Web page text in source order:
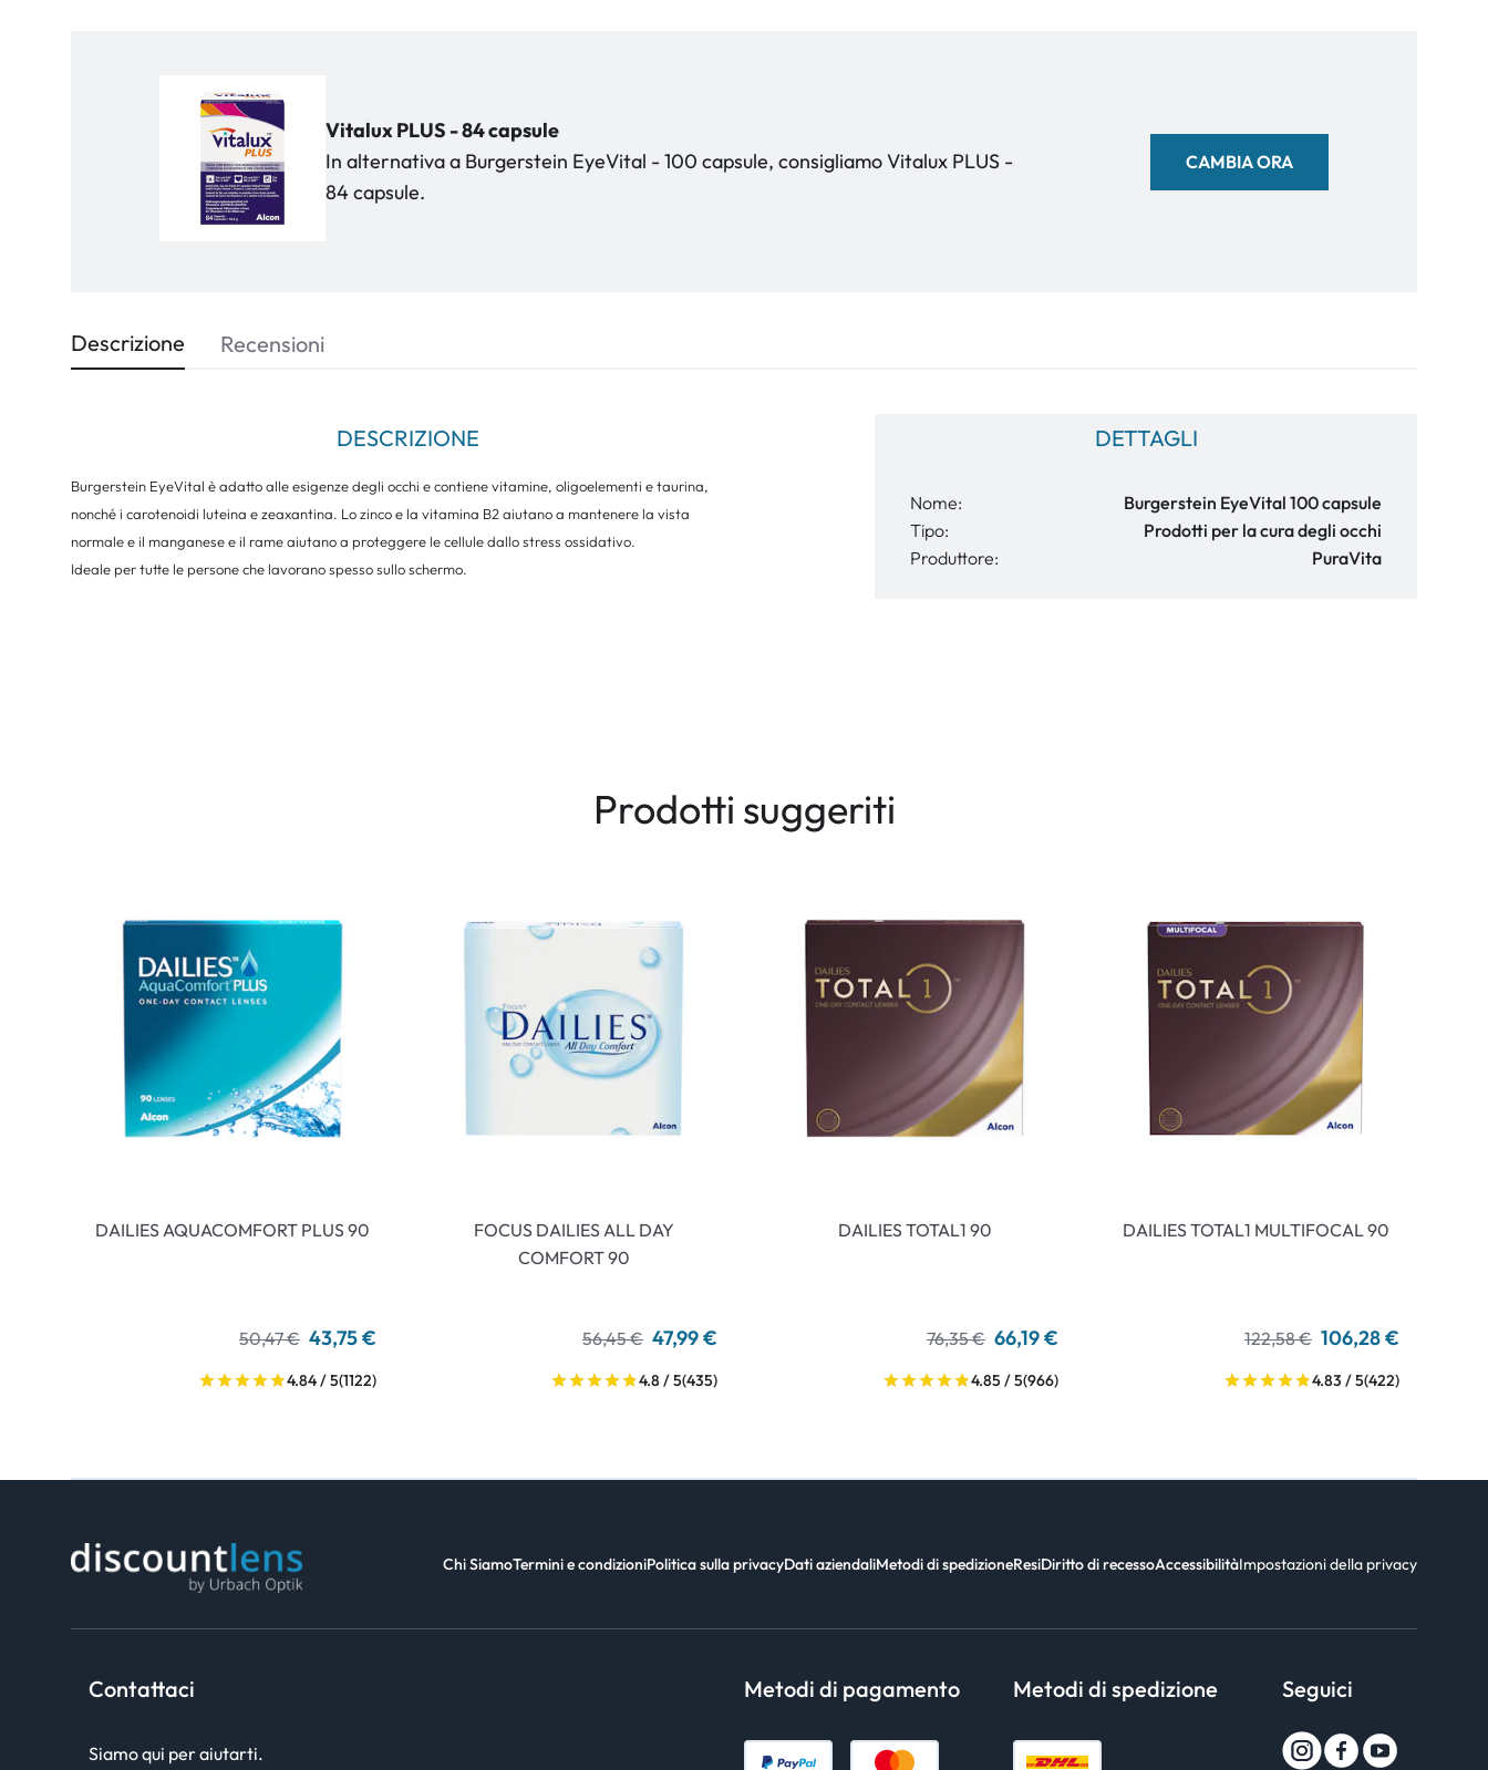
Vitalux PLUS - 84 capsule
In alternativa a Burgerstein EyeVital - 100 capsule, consigliamo Vitalux PLUS -
84 capsule.
CAMBIA ORA
Descrizione
DESCRIZIONE
Burgerstein EyeVital è adatto alle esigenze degli occhi e contiene vitamine, oligoelementi e taurina,
nonché i carotenoidi luteina e zeaxantina. Lo zinco e la vitamina B2 aiutano a mantenere la vista
normale e il manganese e il rame aiutano a proteggere le cellule dallo stress ossidativo.
Ideale per tutte le persone che lavorano spesso sullo schermo.
DETTAGLI
Nome:
Burgerstein EyeVital 100 capsule
Tipo:
Prodotti per la cura degli occhi
Produttore:
PuraVita
Recensioni
Prodotti suggeriti
DAILIES AQUACOMFORT PLUS 90
50,47 € 43,75 €
4.84 / 5(1122)
FOCUS DAILIES ALL DAY
COMFORT 90
56,45 € 47,99 €
4.8 / 5(435)
DAILIES TOTAL1 90
76,35 € 66,19 €
4.85 / 5(966)
DAILIES TOTAL1 MULTIFOCAL 90
122,58 € 106,28 €
4.83 / 5(422)
Chi SiamoTermini e condizioniPolitica sulla privacyDati aziendaliMetodi di spedizioneResiDiritto di recessoAccessibilitàImpostazioni della privacy
Contattaci
Siamo qui per aiutarti.
Metodi di pagamento Metodi di spedizione Seguici